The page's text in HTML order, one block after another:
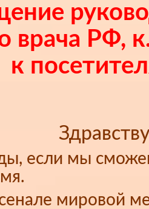
врача РФ,
к
если мы
мировой